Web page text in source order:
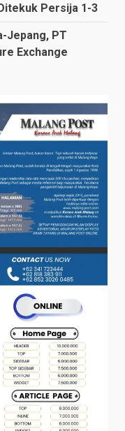
Persija 1-3
Jepang, PT
Exchange